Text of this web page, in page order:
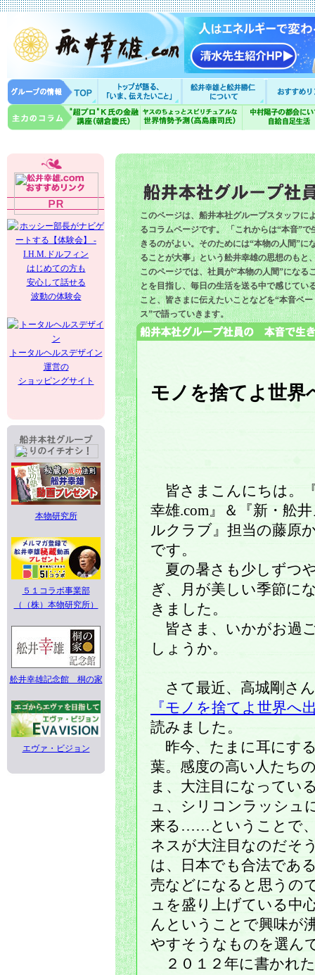
はじめての方も
安心して話せる
波動の体験会
トータルヘルスデザイン
運営の
ショッピングサイト
本物研究所
５１コラボ事業部
（（株）本物研究所）
舩井幸雄記念館 桐の家
エヴァ・ビジョン
このページは、船井本社グループスタッフに
るコラムページです。 「これからは“本音”で
きるのがよい。そのためには“本物の人間”に
ることが大事」という舩井幸雄の思想のもと
このページでは、社員が“本物の人間”になる
とを目指し、毎日の生活を送る中で感じてい
こと、皆さまに伝えたいことなどを“本音ベー
ス”で語っていきます。
モノを捨てよ世界
皆さまこんにちは。
幸雄.com』＆『新・舩
ルクラブ』担当の藤原
です。
夏の暑さも少しずつ
ぎ、月が美しい季節に
きました。
皆さま、いかがお過
しょうか。
さて最近、高城剛さ
『モノを捨てよ世界へ
読みました。
昨今、たまに耳にす
葉。感度の高い人たち
ま、大注目になってい
ュ、シリコンラッシュ
来る……ということで
ネスが大注目なのだそ
は、日本でも合法であ
売などになると思うの
ュを盛り上げている中
んということで興味が
やすそうなものを選ん
２０１２年に書かれ